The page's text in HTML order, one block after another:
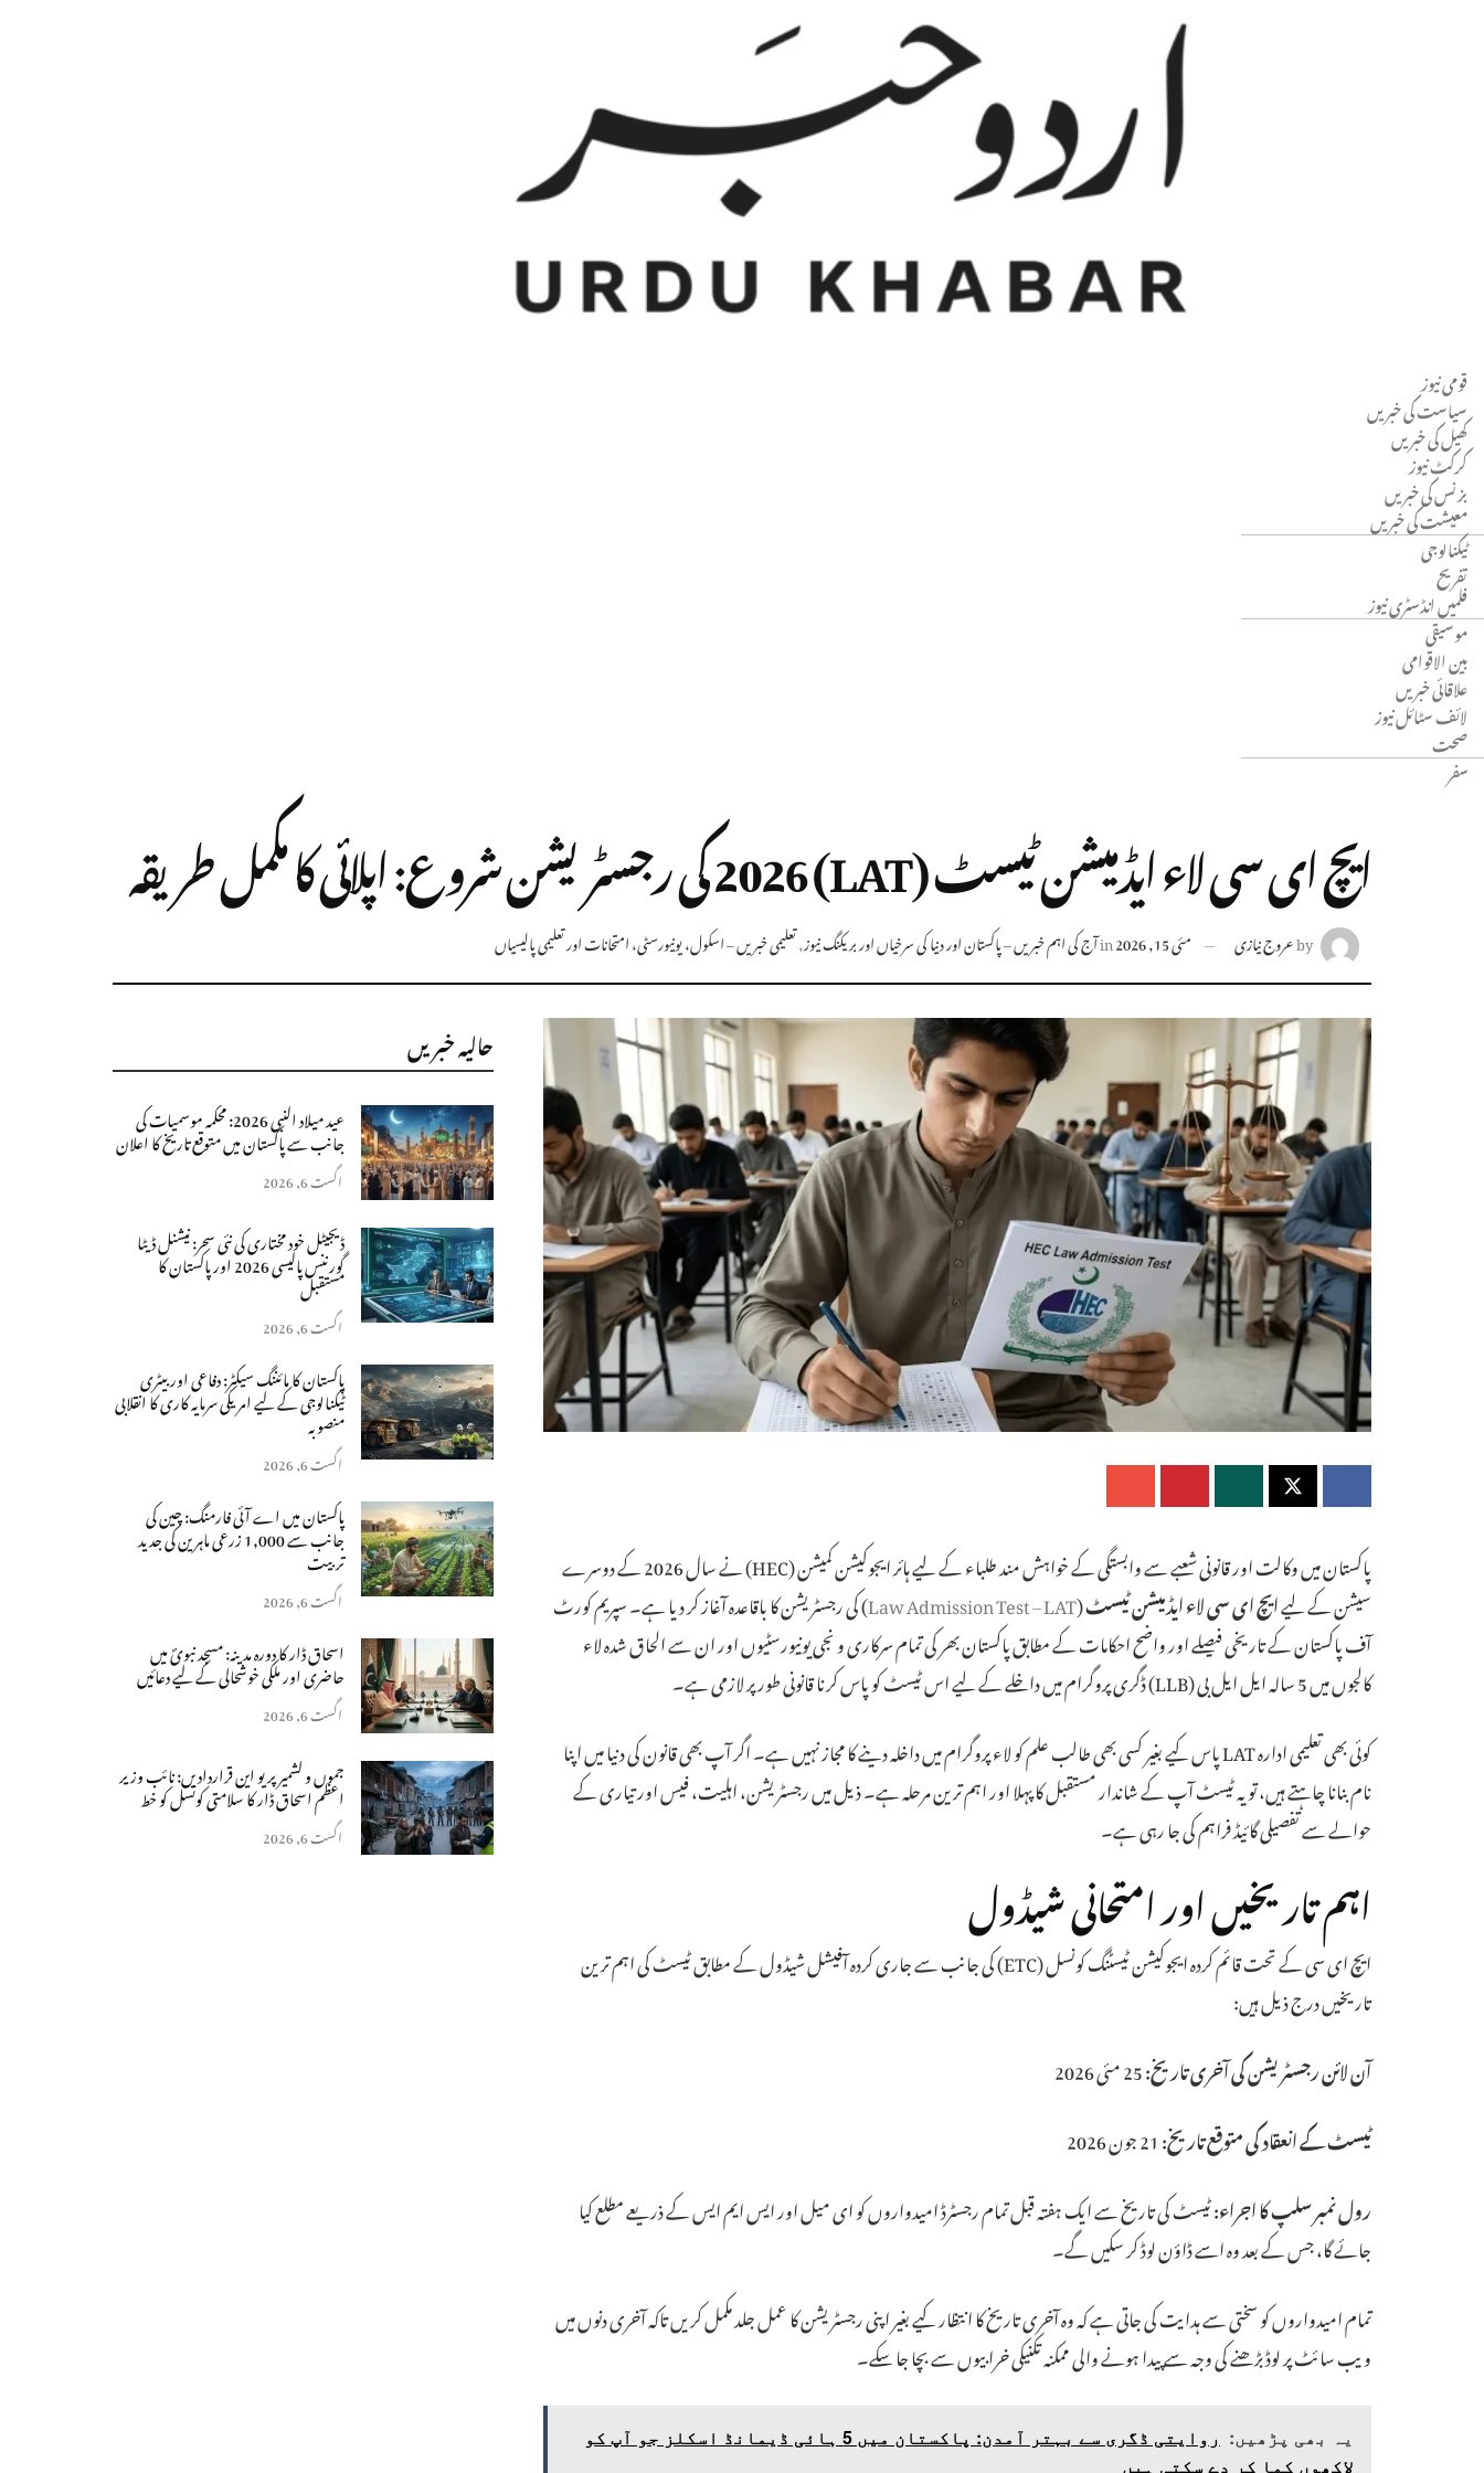
Menuقومی نیوز
سیاست کی خبریں
کھیل کی خبریں
کرکٹ نیوز
بزنس کی خبریں
معیشت کی خبریں
ٹیکنالوجی
تفریح
فلمیں انڈسٹری نیوز
موسیقی
بین الاقوامی
علاقائی خبریں
لائف سٹائل نیوز
صحت
سفر
ایچ ای سی لاء ایڈمیشن ٹیسٹ (LAT) 2026 کی رجسٹریشن شروع: اپلائی کا مکمل طریقہ
byعروج نیازی مئی 15, 2026 inآج کی اہم خبریں – پاکستان اور دنیا کی سرخیاں اور بریکنگ نیوز,تعلیمی خبریں – اسکول، یونیورسٹی، امتحانات اور تعلیمی پالیسیاں
پاکستان میں وکالت اور قانونی شعبے سے وابستگی کے خواہش مند طلباء کے لیے ہائر ایجوکیشن کمیشن (HEC) نے سال 2026 کے دوسرے
سیشن کے لیےایچ ای سی لاء ایڈمیشن ٹیسٹ(
Law Admission Test – LAT) کی رجسٹریشن کا باقاعدہ آغاز کر دیا ہے۔ سپریم کورٹ
آف پاکستان کے تاریخی فیصلے اور واضح احکامات کے مطابق پاکستان بھر کی تمام سرکاری و نجی یونیورسٹیوں اور ان سے الحاق شدہ لاء
کالجوں میں 5 سالہ ایل ایل بی (LLB) ڈگری پروگرام میں داخلے کے لیے اس ٹیسٹ کو پاس کرنا قانونی طور پر لازمی ہے۔
کوئی بھی تعلیمی ادارہ LAT پاس کیے بغیر کسی بھی طالب علم کو لاء پروگرام میں داخلہ دینے کا مجاز نہیں ہے۔ اگر آپ بھی قانون کی دنیا میں اپنا
نام بنانا چاہتے ہیں، تو یہ ٹیسٹ آپ کے شاندار مستقبل کا پہلا اور اہم ترین مرحلہ ہے۔ ذیل میں رجسٹریشن، اہلیت، فیس اور تیاری کے
حوالے سے تفصیلی گائیڈ فراہم کی جا رہی ہے۔
اہم تاریخیں اور امتحانی شیڈول
ایچ ای سی کے تحت قائم کردہ ایجوکیشن ٹیسٹنگ کونسل (ETC) کی جانب سے جاری کردہ آفیشل شیڈول کے مطابق ٹیسٹ کی اہم ترین
تاریخیں درج ذیل ہیں:
آن لائن رجسٹریشن کی آخری تاریخ:
ٹیسٹ کے انعقاد کی متوقع تاریخ:
رول نمبر سلپ کا اجراء:ٹیسٹ کی تاریخ سے ایک ہفتہ قبل تمام رجسٹرڈ امیدواروں کو ای میل اور ایس ایم ایس کے ذریعے مطلع کیا
جائے گا، جس کے بعد وہ اسے ڈاؤن لوڈ کر سکیں گے۔
تمام امیدواروں کو سختی سے ہدایت کی جاتی ہے کہ وہ آخری تاریخ کا انتظار کیے بغیر اپنی رجسٹریشن کا عمل جلد مکمل کریں تاکہ آخری دنوں میں
ویب سائٹ پر لوڈ بڑھنے کی وجہ سے پیدا ہونے والی ممکنہ تکنیکی خرابیوں سے بچا جا سکے۔
یہ بھی پڑھیں:
روایتی ڈگری سے بہتر آمدن: پاکستان میں 5 ہائی ڈیمانڈ اسکلز جو آپ کو
لاکھوں کما کر دے سکتی ہیں
حالیہ خبریں
عید میلاد النبی 2026: محکمہ موسمیات کی
جانب سے پاکستان میں متوقع تاریخ کا اعلان
اگست 6, 2026
ڈیجیٹل خود مختاری کی نئی سحر: نیشنل ڈیٹا
گورننس پالیسی 2026 اور پاکستان کا
مستقبل
اگست 6, 2026
پاکستان کا مائننگ سیکٹر: دفاعی اور بیٹری
ٹیکنالوجی کے لیے امریکی سرمایہ کاری کا انقلابی
منصوبہ
اگست 6, 2026
پاکستان میں اے آئی فارمنگ: چین کی
جانب سے 1,000 زرعی ماہرین کی جدید
تربیت
اگست 6, 2026
اسحاق ڈار کا دورہ مدینہ: مسجد نبویؐ میں
حاضری اور ملکی خوشحالی کے لیے دعائیں
اگست 6, 2026
جموں و کشمیر پر یو این قراردادیں: نائب وزیر
اعظم اسحاق ڈار کا سلامتی کونسل کو خط
اگست 6, 2026